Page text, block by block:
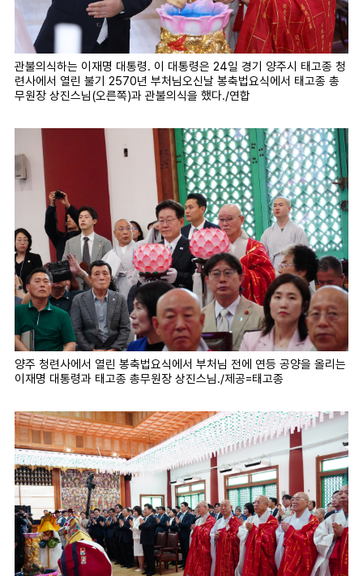
관불의식하는 이재명 대통령. 이 대통령은 24일 경기 양주시 태고종 청
련사에서 열린 불기 2570년 부처님오신날 봉축법요식에서 태고종 총
무원장 상진스님(오른쪽)과 관불의식을 했다./연합
양주 청련사에서 열린 봉축법요식에서 부처님 전에 연등 공양을 올리는
이재명 대통령과 태고종 총무원장 상진스님./제공=태고종